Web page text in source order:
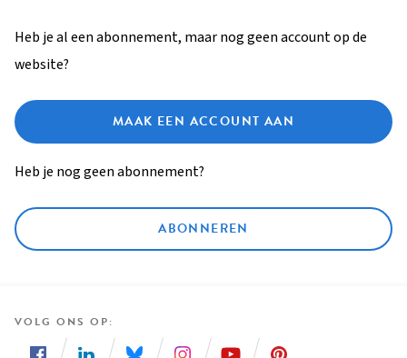
Heb je al een abonnement, maar nog geen account op de
website?
MAAK EEN ACCOUNT AAN
Heb je nog geen abonnement?
ABONNEREN
VOLG ONS OP